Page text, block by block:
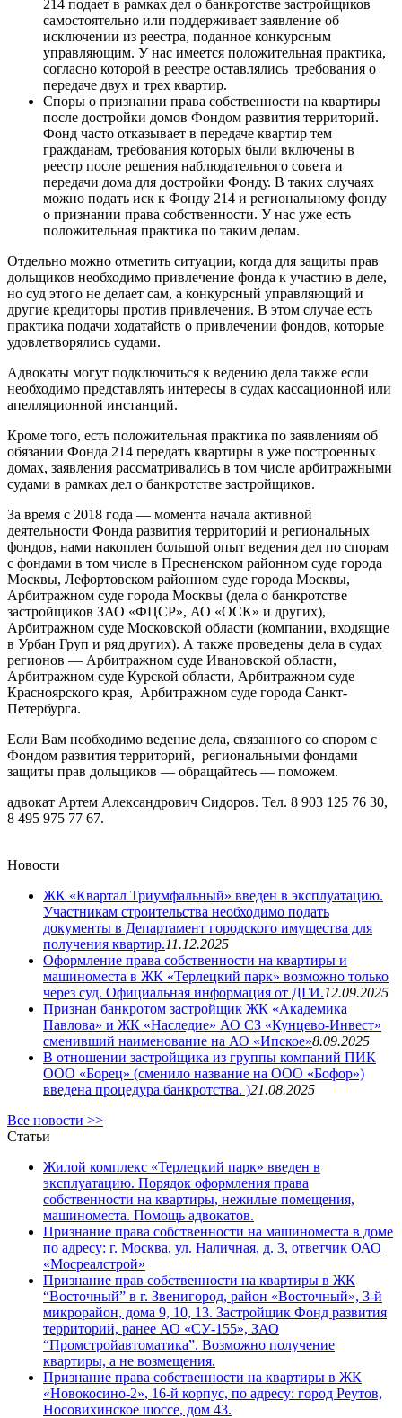
214 подает в рамках дел о банкротстве застройщиков
самостоятельно или поддерживает заявление об
исключении из реестра, поданное конкурсным
управляющим. У нас имеется положительная практика,
согласно которой в реестре оставлялись требования о
передаче двух и трех квартир.
Споры о признании права собственности на квартиры
после достройки домов Фондом развития территорий.
Фонд часто отказывает в передаче квартир тем
гражданам, требования которых были включены в
реестр после решения наблюдательного совета и
передачи дома для достройки Фонду. В таких случаях
можно подать иск к Фонду 214 и региональному фонду
о признании права собственности. У нас уже есть
положительная практика по таким делам.
Отдельно можно отметить ситуации, когда для защиты прав
дольщиков необходимо привлечение фонда к участию в деле,
но суд этого не делает сам, а конкурсный управляющий и
другие кредиторы против привлечения. В этом случае есть
практика подачи ходатайств о привлечении фондов, которые
удовлетворялись судами.
Адвокаты могут подключиться к ведению дела также если
необходимо представлять интересы в судах кассационной или
апелляционной инстанций.
Кроме того, есть положительная практика по заявлениям об
обязании Фонда 214 передать квартиры в уже построенных
домах, заявления рассматривались в том числе арбитражными
судами в рамках дел о банкротстве застройщиков.
За время с 2018 года — момента начала активной
деятельности Фонда развития территорий и региональных
фондов, нами накоплен большой опыт ведения дел по спорам
с фондами в том числе в Пресненском районном суде города
Москвы, Лефортовском районном суде города Москвы,
Арбитражном суде города Москвы (дела о банкротстве
застройщиков ЗАО «ФЦСР», АО «ОСК» и других),
Арбитражном суде Московской области (компании, входящие
в Урбан Груп и ряд других). А также проведены дела в судах
регионов — Арбитражном суде Ивановской области,
Арбитражном суде Курской области, Арбитражном суде
Красноярского края, Арбитражном суде города Санкт-
Петербурга.
Если Вам необходимо ведение дела, связанного со спором с
Фондом развития территорий, региональными фондами
защиты прав дольщиков — обращайтесь — поможем.
адвокат Артем Александрович Сидоров. Тел. 8 903 125 76 30,
8 495 975 77 67.
Новости
ЖК «Квартал Триумфальный» введен в эксплуатацию.
Участникам строительства необходимо подать
документы в Департамент городского имущества для
получения квартир.11.12.2025
Оформление права собственности на квартиры и
машиноместа в ЖК «Терлецкий парк» возможно только
через суд. Официальная информация от ДГИ.12.09.2025
Признан банкротом застройщик ЖК «Академика
Павлова» и ЖК «Наследие» АО СЗ «Кунцево-Инвест»
сменивший наименование на АО «Ипское»8.09.2025
В отношении застройщика из группы компаний ПИК
ООО «Борец» (сменило название на ООО «Бофор»)
введена процедура банкротства. )21.08.2025
Все новости >>
Статьи
Жилой комплекс «Терлецкий парк» введен в
эксплуатацию. Порядок оформления права
собственности на квартиры, нежилые помещения,
машиноместа. Помощь адвокатов.
Признание права собственности на машиноместа в доме
по адресу: г. Москва, ул. Наличная, д. 3, ответчик ОАО
«Мосреалстрой»
Признание прав собственности на квартиры в ЖК
“Восточный” в г. Звенигород, район «Восточный», 3-й
микрорайон, дома 9, 10, 13. Застройщик Фонд развития
территорий, ранее АО «СУ-155», ЗАО
“Промстройавтоматика”. Возможно получение
квартиры, а не возмещения.
Признание права собственности на квартиры в ЖК
«Новокосино-2», 16-й корпус, по адресу: город Реутов,
Носовихинское шоссе, дом 43.